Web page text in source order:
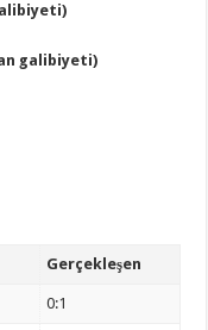
galibiyeti)
Gerçekleşen
0:1